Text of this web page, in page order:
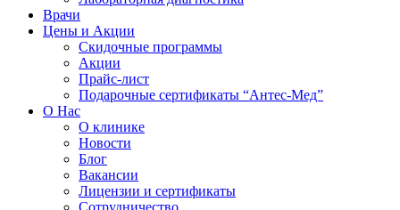
Врачи
Цены и Акции
Скидочные программы
Акции
Прайс-лист
Подарочные сертификаты “Антес-Мед”
О Нас
О клинике
Новости
Блог
Вакансии
Лицензии и сертификаты
Сотрудничество